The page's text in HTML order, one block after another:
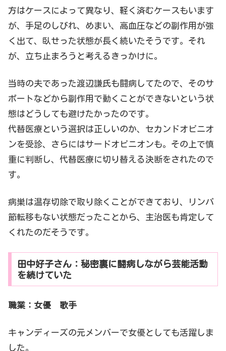
方はケースによって異なり、軽く済むケースもいます
が、手足のしびれ、めまい、高血圧などの副作用が強
く出て、臥せった状態が長く続いたそうです。それ
が、立ち止まろうと考えるきっかけに。
当時の夫であった渡辺謙氏も闘病してたので、そのサ
ポートなどから副作用で動くことができないという状
態はどうしても避けたかったのです。
代替医療という選択は正しいのか、セカンドオピニオ
ンを受診、さらにはサードオピニオンも。その上で慎
重に判断し、代替医療に切り替える決断をされたので
す。
病巣は温存切除で取り除くことができており、リンパ
節転移もない状態だったことから、主治医も肯定して
くれたのだそうです。
田中好子さん：秘密裏に闘病しながら芸能活動
を続けていた
職業：女優 歌手
キャンディーズの元メンバーで女優としても活躍しま
した。